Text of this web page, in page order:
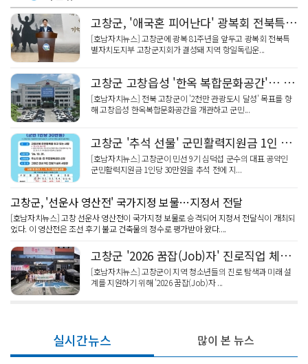
고창군, '애국혼 피어난다' 광복회 전북특별자치도지부 고창군지회 개소
[호남자치뉴스] 고창군에 광복 81주년을 앞두고 광복회 전북특
별자치도지부 고창군지회가 결성돼 지역 항일독립운...
고창군 고창읍성 '한옥 복합문화공간'… '2천만 관광' 시동
[호남자치뉴스] 전북 고창군이 '2천만 관광도시 달성' 목표를 향
해 고창읍성 한옥복합문화공간을 개관하고 군민...
고창군 '추석 선물' 군민활력지원금 1인 30만원 지급
[호남자치뉴스] 고창군이 민선 9기 심덕섭 군수의 대표 공약인
군민활력지원금 1인당 30만원을 추석 전에 지...
고창군, '선운사 영산전' 국가지정 보물…지정서 전달
[호남자치뉴스] 고창 선운사 영산전이 국가지정 보물로 승격되어 지정서 전달식이 개최되
었다. 이 영산전은 조선 후기 불교 건축물의 정수로 평가받아 왔다....
고창군 '2026 꿈잡(Job)자' 진로직업 체험…청소년 미래 설계
[호남자치뉴스] 고창군이 지역 청소년들의 진로 탐색과 미래 설
계를 지원하기 위해 '2026 꿈잡(Job)자 ...
실시간뉴스 많이 본 뉴스